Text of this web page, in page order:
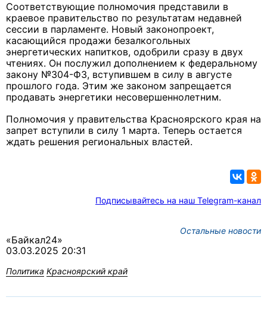
Соответствующие полномочия представили в
краевое правительство по результатам недавней
сессии в парламенте. Новый законопроект,
касающийся продажи безалкогольных
энергетических напитков, одобрили сразу в двух
чтениях. Он послужил дополнением к федеральному
закону №304-ФЗ, вступившем в силу в августе
прошлого года. Этим же законом запрещается
продавать энергетики несовершеннолетним.
Полномочия у правительства Красноярского края на
запрет вступили в силу 1 марта. Теперь остается
ждать решения региональных властей.
Подписывайтесь на наш Telegram-канал
Остальные новости
«Байкал24»
03.03.2025 20:31
Политика Красноярский край